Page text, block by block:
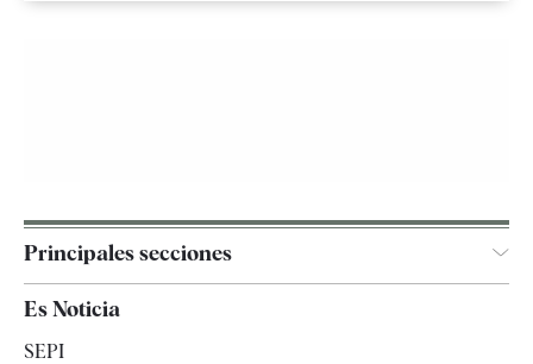
Principales secciones
Es Noticia
SEPI